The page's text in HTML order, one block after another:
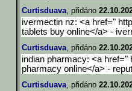
Curtisduava, přidáno
ivermectin nz: <a href="
tablets buy online</a> -
Curtisduava, přidáno
indian pharmacy: <a href="
pharmacy online</a> -
Curtisduava, přidáno